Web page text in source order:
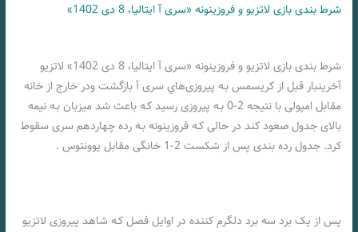
شرط بندی بازی لاتزیو و فروزینونه «سری آ ایتالیا، 8 دی 1402»
شرط بندی بازی لاتزیو و فروزینونه «سری آ ایتالیا، 8 دی 1402» لاتزیو
آخرینبار قبل از کریسمس بـه پیروزی‌هاي‌ سری آ بازگشت ودر خارج از خانه
مقابل امپولی با نتیجه 2-0 بـه پیروزی رسید کـه باعث شد میزبان بـه نیمه
بالای جدول صعود کند در حالی کـه فروزینونه بـه رده چهاردهم سری سقوط
کرد. جدول رده بندی پس از شکست 2-1 خانگی مقابل یوونتوس .
پس از یک برد سه برد دلگرم کننده در اوایل فصل کـه شاهد پیروزی لاتزیو